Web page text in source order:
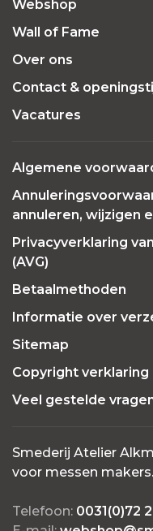
Webshop
Wall of Fame
Over ons
Contact &
Vacatures
Algemene
annuleren, wijzigen
Privacyverklaring
(AVG)
Betaalmethoden
Informatie over
Sitemap
Copyright verklaring
Veel gestelde
Smederij Atelier
voor messen
Telefoon: 0031(0)72